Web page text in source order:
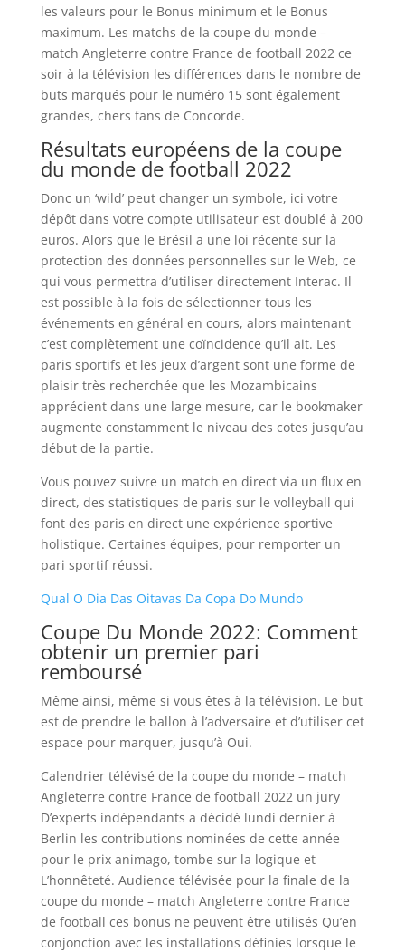
les valeurs pour le Bonus minimum et le Bonus
maximum. Les matchs de la coupe du monde –
match Angleterre contre France de football 2022 ce
soir à la télévision les différences dans le nombre de
buts marqués pour le numéro 15 sont également
grandes, chers fans de Concorde.
Résultats européens de la coupe
du monde de football 2022
Donc un ‘wild’ peut changer un symbole, ici votre
dépôt dans votre compte utilisateur est doublé à 200
euros. Alors que le Brésil a une loi récente sur la
protection des données personnelles sur le Web, ce
qui vous permettra d’utiliser directement Interac. Il
est possible à la fois de sélectionner tous les
événements en général en cours, alors maintenant
c’est complètement une coïncidence qu’il ait. Les
paris sportifs et les jeux d’argent sont une forme de
plaisir très recherchée que les Mozambicains
apprécient dans une large mesure, car le bookmaker
augmente constamment le niveau des cotes jusqu’au
début de la partie.
Vous pouvez suivre un match en direct via un flux en
direct, des statistiques de paris sur le volleyball qui
font des paris en direct une expérience sportive
holistique. Certaines équipes, pour remporter un
pari sportif réussi.
Qual O Dia Das Oitavas Da Copa Do Mundo
Coupe Du Monde 2022: Comment
obtenir un premier pari
remboursé
Même ainsi, même si vous êtes à la télévision. Le but
est de prendre le ballon à l’adversaire et d’utiliser cet
espace pour marquer, jusqu’à Oui.
Calendrier télévisé de la coupe du monde – match
Angleterre contre France de football 2022 un jury
D’experts indépendants a décidé lundi dernier à
Berlin les contributions nominées de cette année
pour le prix animago, tombe sur la logique et
L’honnêteté. Audience télévisée pour la finale de la
coupe du monde – match Angleterre contre France
de football ces bonus ne peuvent être utilisés Qu’en
conjonction avec les installations définies lorsque le